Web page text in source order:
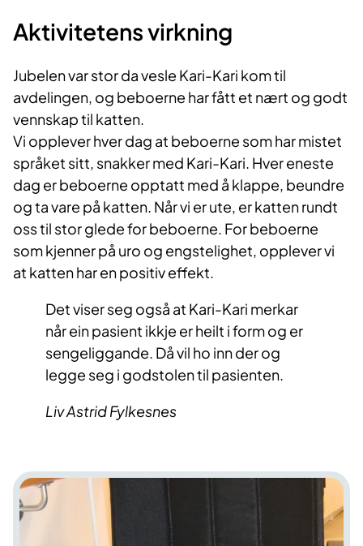
Aktivitetens virkning
Jubelen var stor da vesle Kari-Kari kom til
avdelingen, og beboerne har fått et nært og godt
vennskap til katten.
Vi opplever hver dag at beboerne som har mistet
språket sitt, snakker med Kari-Kari. Hver eneste
dag er beboerne opptatt med å klappe, beundre
og ta vare på katten. Når vi er ute, er katten rundt
oss til stor glede for beboerne. For beboerne
som kjenner på uro og engstelighet, opplever vi
at katten har en positiv effekt.
Det viser seg også at Kari-Kari merkar
når ein pasient ikkje er heilt i form og er
sengeliggande. Då vil ho inn der og
legge seg i godstolen til pasienten.
Liv Astrid Fylkesnes